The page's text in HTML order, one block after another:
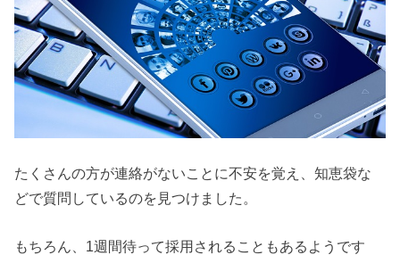
たくさんの方が連絡がないことに不安を覚え、知恵袋な
どで質問しているのを見つけました。
もちろん、1週間待って採用されることもあるようです